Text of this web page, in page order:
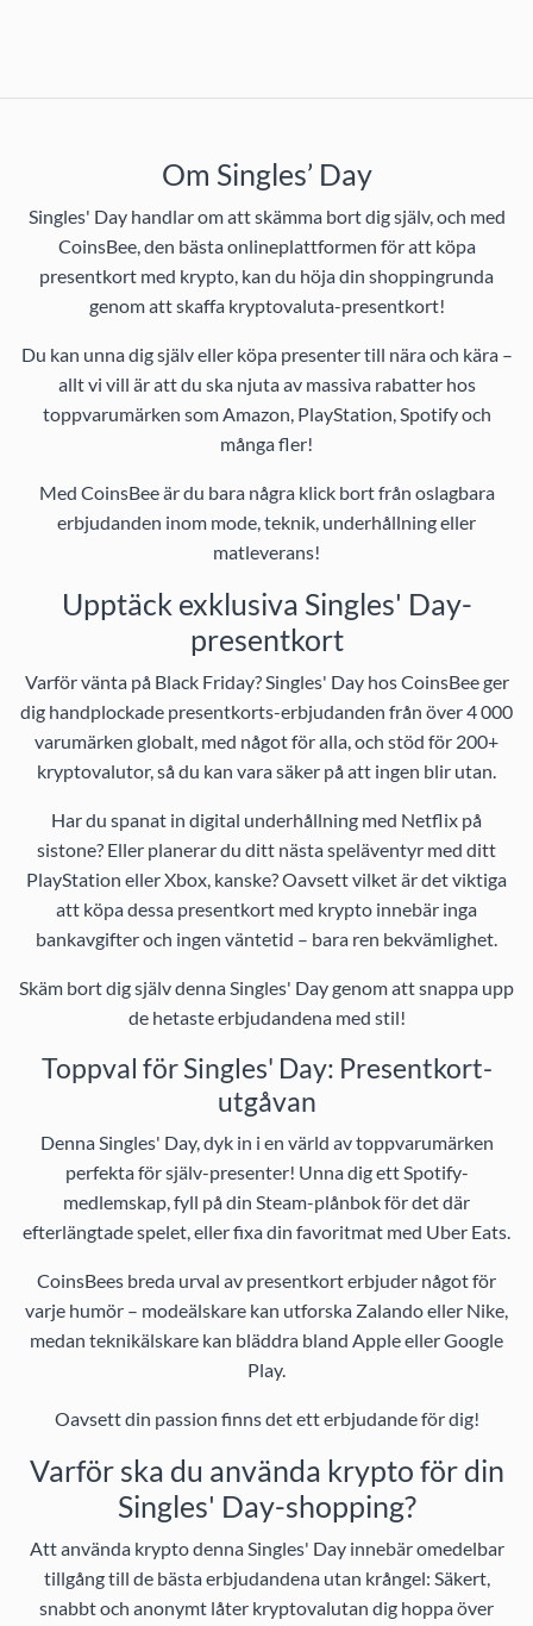
Om Singles’ Day
Singles' Day handlar om att skämma bort dig själv, och med
CoinsBee, den bästa onlineplattformen för att köpa
presentkort med krypto, kan du höja din shoppingrunda
genom att skaffa kryptovaluta-presentkort!
Du kan unna dig själv eller köpa presenter till nära och kära –
allt vi vill är att du ska njuta av massiva rabatter hos
toppvarumärken som Amazon, PlayStation, Spotify och
många fler!
Med CoinsBee är du bara några klick bort från oslagbara
erbjudanden inom mode, teknik, underhållning eller
matleverans!
Upptäck exklusiva Singles' Day-
presentkort
Varför vänta på Black Friday? Singles' Day hos CoinsBee ger
dig handplockade presentkorts-erbjudanden från över 4 000
varumärken globalt, med något för alla, och stöd för 200+
kryptovalutor, så du kan vara säker på att ingen blir utan.
Har du spanat in digital underhållning med Netflix på
sistone? Eller planerar du ditt nästa speläventyr med ditt
PlayStation eller Xbox, kanske? Oavsett vilket är det viktiga
att köpa dessa presentkort med krypto innebär inga
bankavgifter och ingen väntetid – bara ren bekvämlighet.
Skäm bort dig själv denna Singles' Day genom att snappa upp
de hetaste erbjudandena med stil!
Toppval för Singles' Day: Presentkort-
utgåvan
Denna Singles' Day, dyk in i en värld av toppvarumärken
perfekta för själv-presenter! Unna dig ett Spotify-
medlemskap, fyll på din Steam-plånbok för det där
efterlängtade spelet, eller fixa din favoritmat med Uber Eats.
CoinsBees breda urval av presentkort erbjuder något för
varje humör – modeälskare kan utforska Zalando eller Nike,
medan teknikälskare kan bläddra bland Apple eller Google
Play.
Oavsett din passion finns det ett erbjudande för dig!
Varför ska du använda krypto för din
Singles' Day-shopping?
Att använda krypto denna Singles' Day innebär omedelbar
tillgång till de bästa erbjudandena utan krångel: Säkert,
snabbt och anonymt låter kryptovalutan dig hoppa över